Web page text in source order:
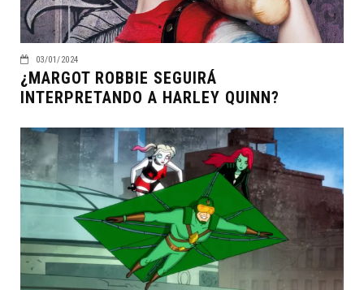
03/01/2024
¿MARGOT ROBBIE SEGUIRÁ
INTERPRETANDO A HARLEY QUINN?